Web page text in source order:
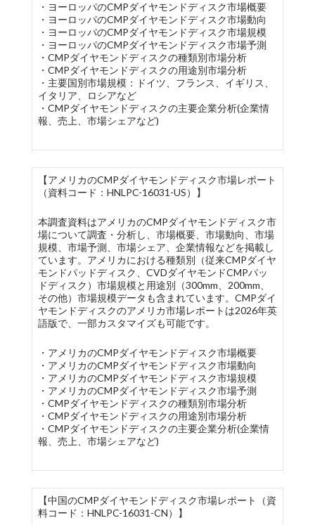
・ヨーロッパのCMPダイヤモンドディスク市場概要
・ヨーロッパのCMPダイヤモンドディスク市場動向
・ヨーロッパのCMPダイヤモンドディスク市場規模
・ヨーロッパのCMPダイヤモンドディスク市場予測
・CMPダイヤモンドディスクの種類別市場分析
・CMPダイヤモンドディスクの用途別市場分析
・主要国別市場規模：ドイツ、フランス、イギリス、
イタリア、ロシアなど
・CMPダイヤモンドディスクの主要企業分析(企業情
報、売上、市場シェアなど)
【アメリカのCMPダイヤモンドディスク市場レポート
（資料コード：HNLPC-16031-US）】
本調査資料はアメリカのCMPダイヤモンドディスク市
場について調査・分析し、市場概要、市場動向、市場
規模、市場予測、市場シェア、企業情報などを掲載し
ています。アメリカにおける種類別（従来CMPダイヤ
モンドパッドディスク、CVDダイヤモンドCMPパッ
ドディスク）市場規模と用途別（300mm、200mm、
その他）市場規模データも含まれています。CMPダイ
ヤモンドディスクのアメリカ市場レポートは2026年英
語版で、一部カスタマイズも可能です。
・アメリカのCMPダイヤモンドディスク市場概要
・アメリカのCMPダイヤモンドディスク市場動向
・アメリカのCMPダイヤモンドディスク市場規模
・アメリカのCMPダイヤモンドディスク市場予測
・CMPダイヤモンドディスクの種類別市場分析
・CMPダイヤモンドディスクの用途別市場分析
・CMPダイヤモンドディスクの主要企業分析(企業情
報、売上、市場シェアなど)
【中国のCMPダイヤモンドディスク市場レポート（資
料コード：HNLPC-16031-CN）】